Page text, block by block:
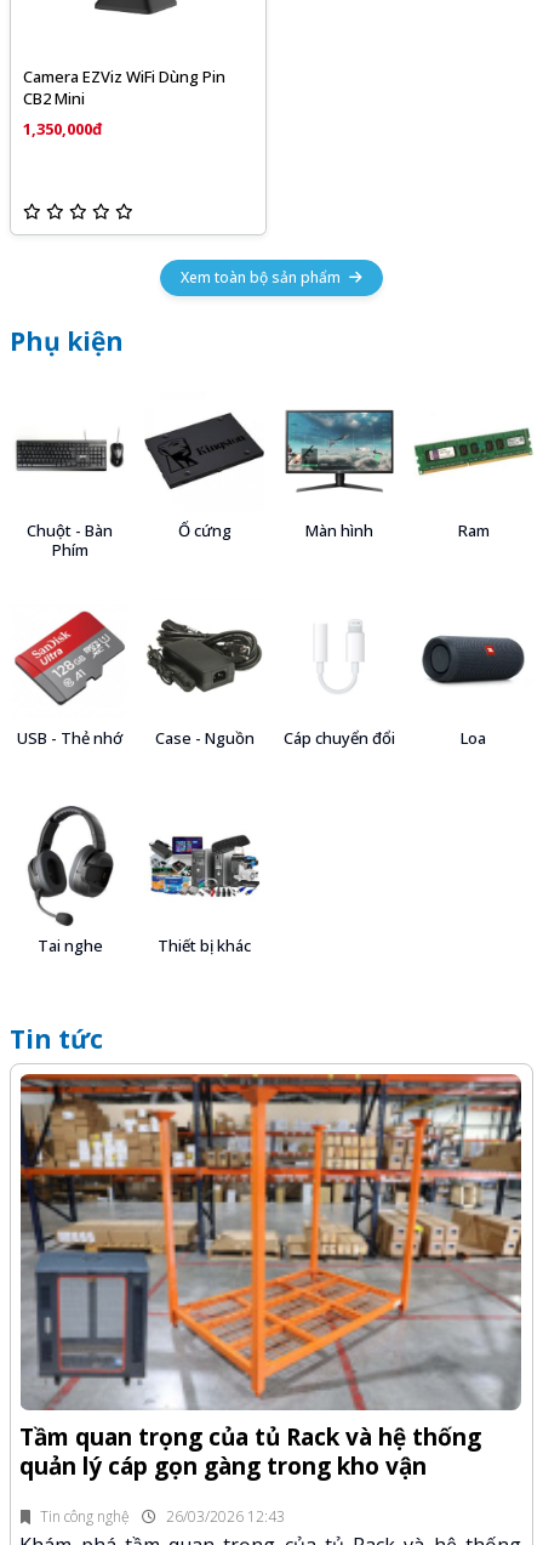
Camera EZViz WiFi Dùng Pin
CB2 Mini
1,350,000đ
Xem toàn bộ sản phẩm
Phụ kiện
Chuột - Bàn
Phím
Ổ cứng Màn hình Ram
USB - Thẻ nhớ Case - Nguồn Cáp chuyển đổi Loa
Tai nghe Thiết bị khác
Tin tức
Tin công nghệ 26/03/2026 12:43
Tầm quan trọng của tủ Rack và hệ thống
quản lý cáp gọn gàng trong kho vận